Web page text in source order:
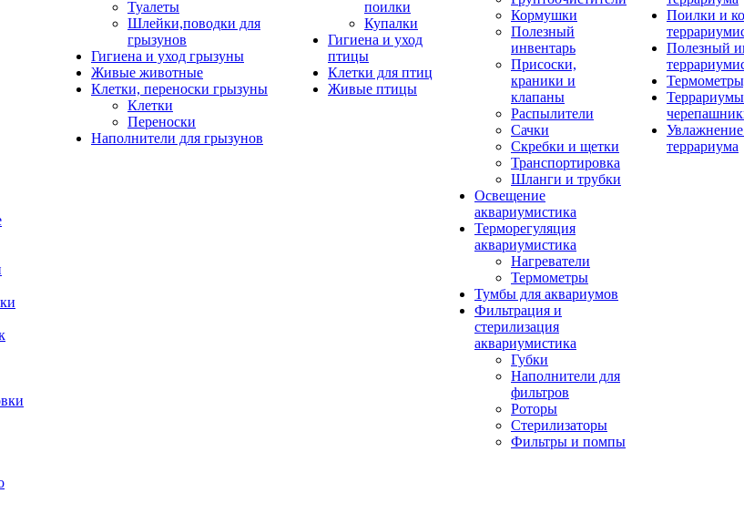
Туалеты
Шлейки,поводки для
грызунов
Гигиена и уход грызуны
Живые животные
Клетки, переноски грызуны
Клетки
Переноски
Наполнители для грызунов
поилки
Купалки
Гигиена и уход
птицы
Клетки для птиц
Живые птицы
Кормушки
Полезный
инвентарь
Присоски,
краники и
клапаны
Распылители
Сачки
Скребки и щетки
Транспортировка
Шланги и трубки
Освещение
аквариумистика
Терморегуляция
аквариумистика
Нагреватели
Термометры
Тумбы для аквариумов
Фильтрация и
стерилизация
аквариумистика
Губки
Наполнители для
фильтров
Роторы
Стерилизаторы
Фильтры и помпы
Поилки и
Полезный
террариума